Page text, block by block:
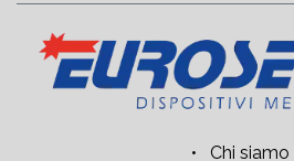
• Chi siamo